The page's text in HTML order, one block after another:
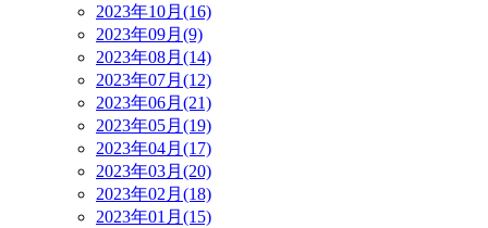
2023年10月(16)
2023年09月(9)
2023年08月(14)
2023年07月(12)
2023年06月(21)
2023年05月(19)
2023年04月(17)
2023年03月(20)
2023年02月(18)
2023年01月(15)